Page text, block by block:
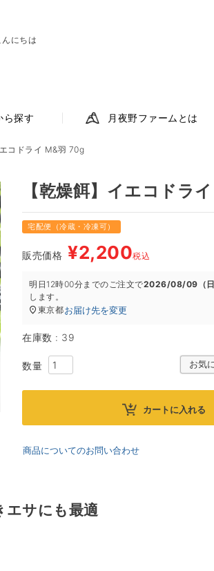
にちは
ら探す 月夜野ファームとは
エコドライ M&羽 70g
【乾燥餌】イエコドラ
宅配便（冷蔵・冷凍可）
販売価格 ¥2,200税込
明日 12時00分までのご注文で2026/08/09（日
します。
東京都お届け先を変更
在庫数 39
お気
カートに入れる
商品についてのお問い合わせ
サにも最適